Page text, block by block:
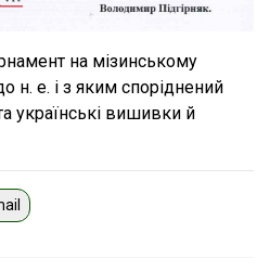
на мізинському
н. е. і з яким споріднений
українські вишивки й